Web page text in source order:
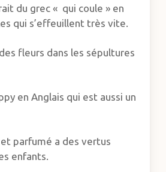
du grec « qui coule » en
qui s’effeuillent très vite.
fleurs dans les sépultures
en Anglais qui est aussi un
parfumé a des vertus
enfants.